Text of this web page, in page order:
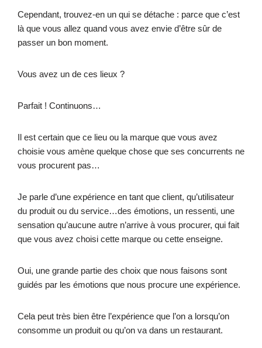
Cependant, trouvez-en un qui se détache : parce que c’est
là que vous allez quand vous avez envie d’être sûr de
passer un bon moment.
Vous avez un de ces lieux ?
Parfait ! Continuons…
Il est certain que ce lieu ou la marque que vous avez
choisie vous amène quelque chose que ses concurrents ne
vous procurent pas…
Je parle d’une expérience en tant que client, qu’utilisateur
du produit ou du service…des émotions, un ressenti, une
sensation qu’aucune autre n’arrive à vous procurer, qui fait
que vous avez choisi cette marque ou cette enseigne.
Oui, une grande partie des choix que nous faisons sont
guidés par les émotions que nous procure une expérience.
Cela peut très bien être l’expérience que l’on a lorsqu’on
consomme un produit ou qu’on va dans un restaurant.